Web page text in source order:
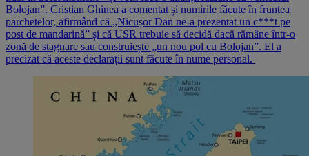
Bolojan”. Cristian Ghinea a comentat și numirile făcute în fruntea
parchetelor, afirmând că „Nicușor Dan ne-a prezentat un c***t pe
post de mandarină” și că USR trebuie să decidă dacă rămâne într-o
zonă de stagnare sau construiește „un nou pol cu Bolojan”. El a
precizat că aceste declarații sunt făcute în nume personal.